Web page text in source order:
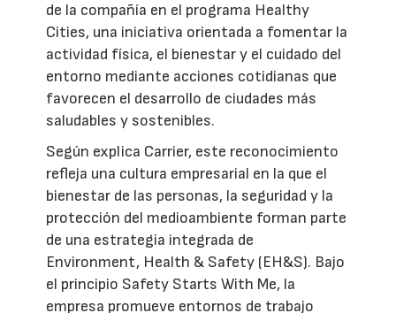
de la compañía en el programa Healthy
Cities, una iniciativa orientada a fomentar la
actividad física, el bienestar y el cuidado del
entorno mediante acciones cotidianas que
favorecen el desarrollo de ciudades más
saludables y sostenibles.
Según explica Carrier, este reconocimiento
refleja una cultura empresarial en la que el
bienestar de las personas, la seguridad y la
protección del medioambiente forman parte
de una estrategia integrada de
Environment, Health & Safety (EH&S). Bajo
el principio Safety Starts With Me, la
empresa promueve entornos de trabajo